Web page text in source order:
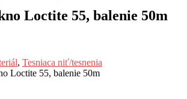
Loctite 55, balenie 50m
, Tesniaca niť/tesnenia
Loctite 55, balenie 50m